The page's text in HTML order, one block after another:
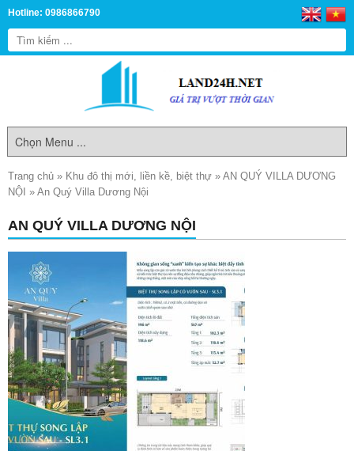
Hotline: 0986866790
Trang chủ » Khu đô thị mới, liền kề, biệt thự » AN QUÝ VILLA DƯƠNG
NỘI » An Quý Villa Dương Nội
AN QUÝ VILLA DƯƠNG NỘI